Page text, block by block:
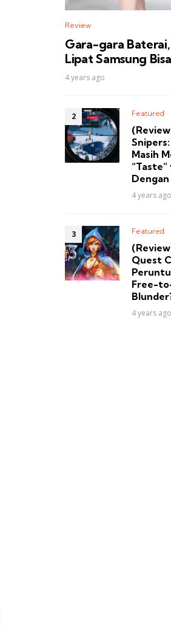
Review
Gara-gara
Lipat Samsung
4 years ago
Featured
Masih
“Taste”
4 years ago
Featured
Quest
Free-
4 years ago